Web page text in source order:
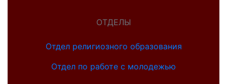
ОТДЕЛЫ
Отдел религиозного образования
Отдел по работе с молодежью